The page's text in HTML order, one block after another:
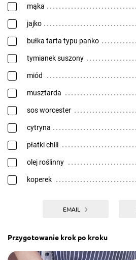
mąka
jajko
bułka tarta typu panko
tymianek suszony
miód
musztarda
sos worcester
cytryna
płatki chili
olej roślinny
koperek
EMAIL
Przygotowanie krok po kroku